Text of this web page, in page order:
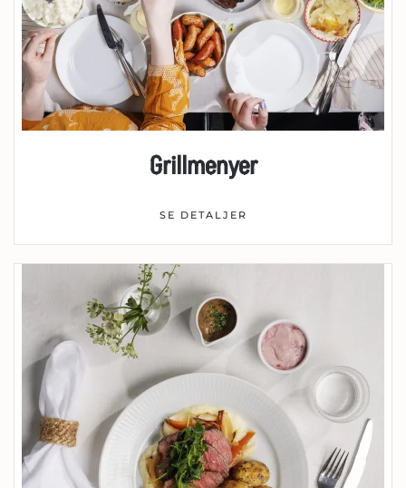
Grillmenyer
SE DETALJER